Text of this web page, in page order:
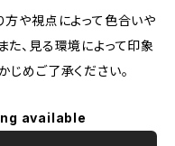
方や視点によって色合いや
た、見る環境によって印象
じめご了承ください。
available